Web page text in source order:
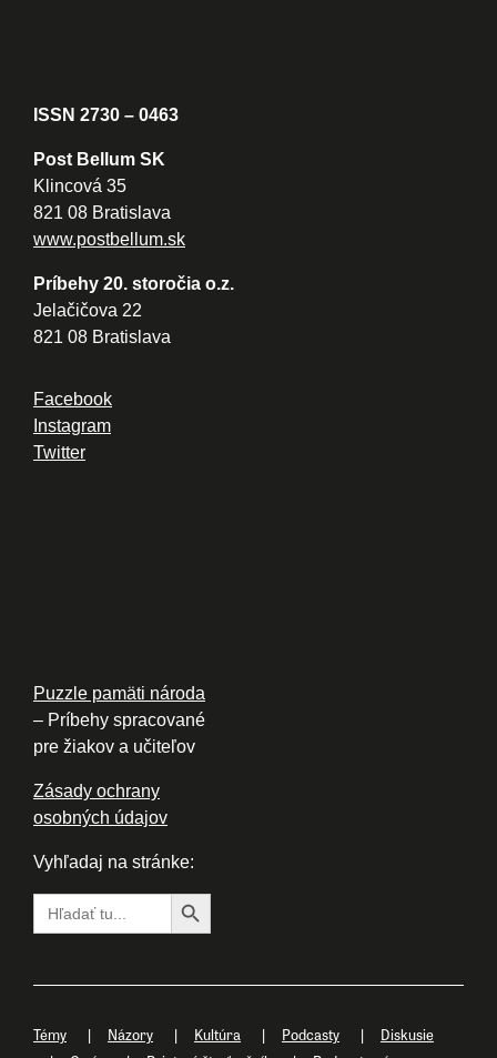
ISSN 2730 – 0463
Post Bellum SK
Klincová 35
821 08 Bratislava
www.postbellum.sk
Príbehy 20. storočia o.z.
Jelačičova 22
821 08 Bratislava
Facebook
Instagram
Twitter
Puzzle pamäti národa
– Príbehy spracované
pre žiakov a učiteľov
Zásady ochrany
osobných údajov
Vyhľadaj na stránke:
Search
for:
Search Button
Témy Názory Kultúra Podcasty
Diskusie